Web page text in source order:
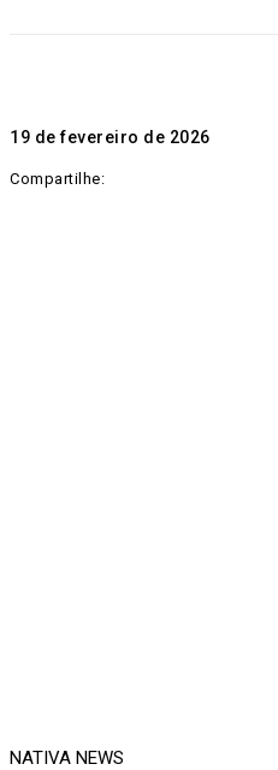
19 de fevereiro de 2026
Compartilhe:
NATIVA NEWS